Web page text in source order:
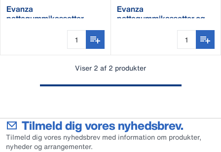
Evanza
pattegummikassetter
Evanza
pattegummikassetter og
kort mælkeslange
Viser 2 af 2 produkter
Tilmeld dig vores nyhedsbrev.
Tilmeld dig vores nyhedsbrev med information om produkter,
nyheder og arrangementer.